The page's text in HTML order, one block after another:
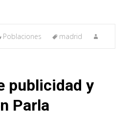
Poblaciones madrid
publicidad y
Parla